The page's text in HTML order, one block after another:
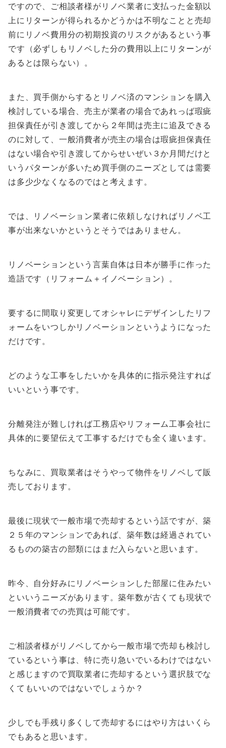
ですので、ご相談者様がリノベ業者に支払った金額以
上にリターンが得られるかどうかは不明なことと売却
前にリノベ費用分の初期投資のリスクがあるという事
です（必ずしもリノベした分の費用以上にリターンが
あるとは限らない）。
また、買手側からするとリノベ済のマンションを購入
検討している場合、売主が業者の場合であれっば瑕疵
担保責任が引き渡してから２年間は売主に追及できる
のに対して、一般消費者が売主の場合は瑕疵担保責任
はない場合や引き渡してからせいぜい３か月間だけと
いうパターンが多いため買手側のニーズとしては需要
は多少少なくなるのではと考えます。
では、リノベーション業者に依頼しなければリノベ工
事が出来ないかというとそうではありません。
リノベーションという言葉自体は日本が勝手に作った
造語です（リフォーム＋イノベーション）。
要するに間取り変更してオシャレにデザインしたリフ
ォームをいつしかリノベーションというようになった
だけです。
どのような工事をしたいかを具体的に指示発注すれば
いいという事です。
分離発注が難しければ工務店やリフォーム工事会社に
具体的に要望伝えて工事するだけでも全く違います。
ちなみに、買取業者はそうやって物件をリノベして販
売しております 。
最後に現状で一般市場で売却するという話ですが、築
２５年のマンションであれば、築年数は経過されてい
るものの築古の部類にはまだ入らないと思います。
昨今、自分好みにリノベーションした部屋に住みたい
といいうニーズがあります。築年数が古くても現状で
一般消費者での売買は可能です。
ご相談者様がリノベしてから一般市場で売却も検討し
ているという事は、特に売り急いでいるわけではない
と感じますので買取業者に売却するという選択肢でな
くてもいいのではないでしょうか？
少しでも手残り多くして売却するにはやり方はいくら
でもあると思います。